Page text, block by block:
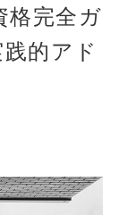
格完全ガ
的アド